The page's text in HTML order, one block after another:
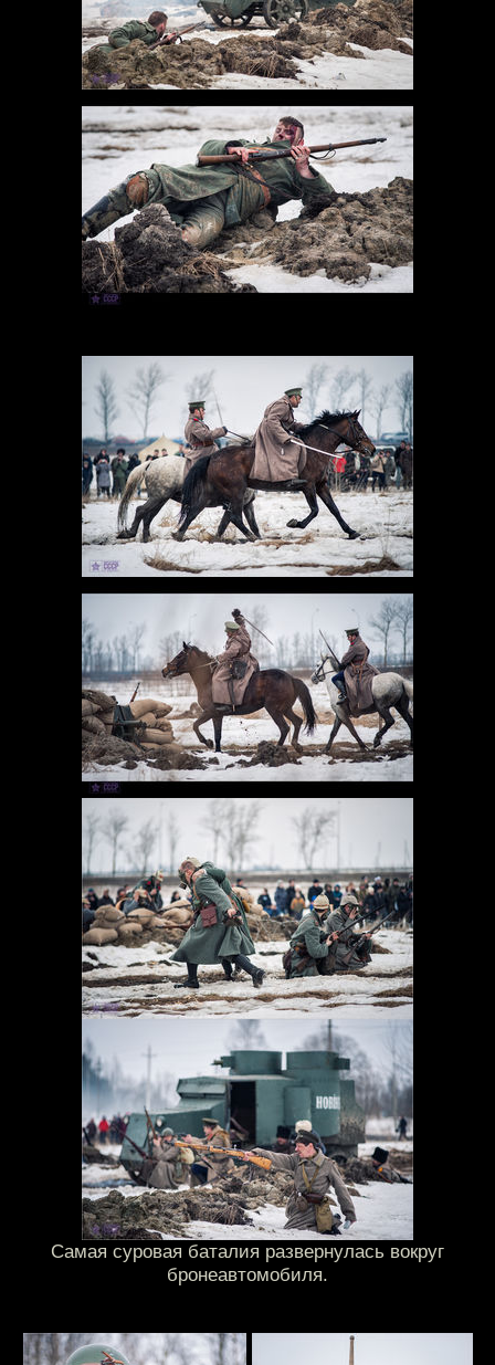
Самая суровая баталия развернулась вокруг
бронеавтомобиля.